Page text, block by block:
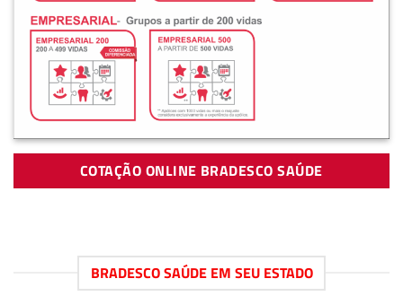
COTAÇÃO ONLINE BRADESCO SAÚDE
BRADESCO SAÚDE EM SEU ESTADO